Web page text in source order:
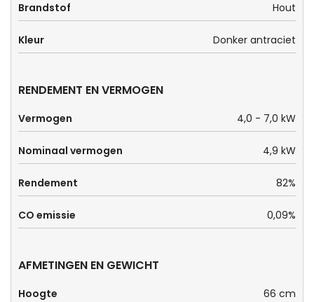
Brandstof Hout
Kleur Donker antraciet
RENDEMENT EN VERMOGEN
Vermogen 4,0 - 7,0 kW
Nominaal vermogen 4,9 kW
Rendement 82%
CO emissie 0,09%
AFMETINGEN EN GEWICHT
Hoogte 66 cm